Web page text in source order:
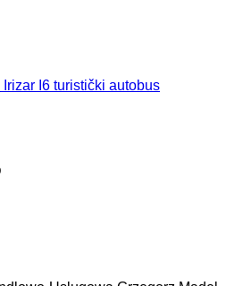
Irizar I6 turistički autobus